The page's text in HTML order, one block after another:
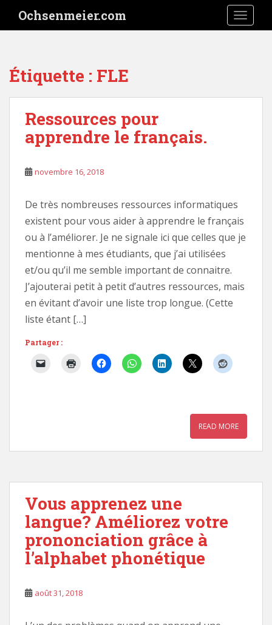
i
Ochsenmeier.com
Étiquette : FLE
Ressources pour
apprendre le français.
novembre 16, 2018
De très nombreuses ressources informatiques
existent pour vous aider à apprendre le français
ou à l’améliorer. Je ne signale ici que celles que je
mentionne à mes étudiants, que j’ai utilisées
et/ou qu’il me semble important de connaitre.
J’ajouterai petit à petit d’autres ressources, mais
en évitant d’avoir une liste trop longue. (Cette
liste étant […]
Partager :
READ MORE
Vous apprenez une
langue? Améliorez votre
prononciation grâce à
l’alphabet phonétique
août 31, 2018